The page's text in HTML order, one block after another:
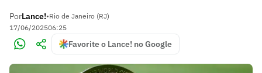
PorLance!•Rio de Janeiro (RJ)
17/06/202506:25
Favorite o Lance! no Google